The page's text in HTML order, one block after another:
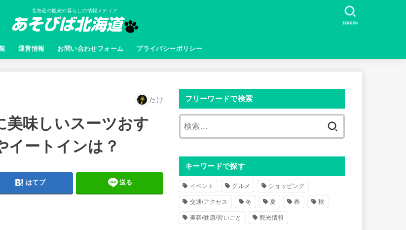
北海道の観光や暮らしの情報メディア
運営情報 お問い合わせフォーム プライバシーポリシー
SEARCH
たけ
美味しいスーツおす
イートインは？
はてブ 送る
フリーワードで検索
キーワードで探す
イベント グルメ ショッピング
交通/アクセス 冬 夏 春 秋
美容/健康/習いごと 観光情報